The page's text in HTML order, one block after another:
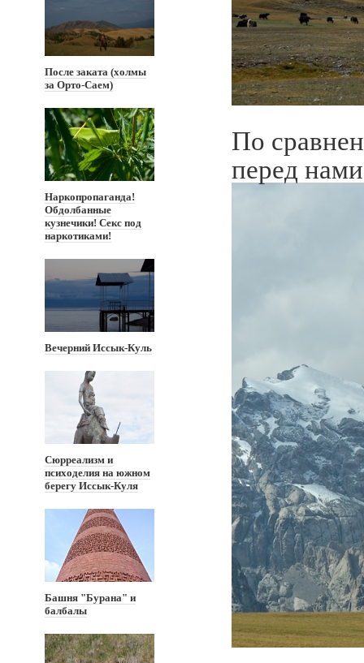
После заката (холмы
за Орто-Саем)
Наркопропаганда!
Обдолбанные
кузнечики! Секс под
наркотиками!
Вечерний Иссык-Куль
Сюрреализм и
психоделия на южном
берегу Иссык-Куля
Башня "Бурана" и
балбалы
По
перед